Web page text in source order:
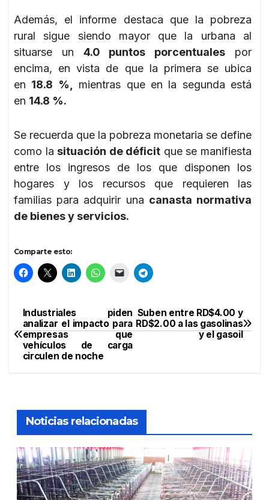
Además, el informe destaca que la pobreza
rural sigue siendo mayor que la urbana al
situarse un 4.0 puntos porcentuales por
encima, en vista de que la primera se ubica
en 18.8 %,
mientras que en la segunda está
en 14.8 %.
Se recuerda que la pobreza monetaria se define
como la situación de déficit que se manifiesta
entre los ingresos de los que disponen los
hogares y los recursos que requieren las
familias para adquirir una canasta normativa
de bienes y servicios.
Comparte esto:
Navegación
de
Suben entre RD$4.00 y
RD$2.00 a las gasolinas
y el gasoil
Industriales piden
analizar el impacto para
empresas que
vehículos de carga
circulen de noche
Noticias relacionadas